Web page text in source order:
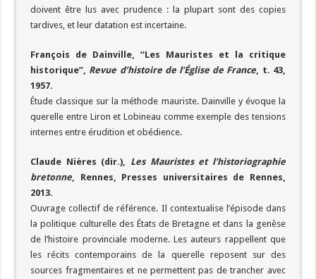
doivent être lus avec prudence : la plupart sont des copies
tardives, et leur datation est incertaine.
François de Dainville, “Les Mauristes et la critique
historique”, Revue d’histoire de l’Église de France , t. 43,
1957.
Étude classique sur la méthode mauriste. Dainville y évoque la
querelle entre Liron et Lobineau comme exemple des tensions
internes entre érudition et obédience.
Claude Nières (dir.), Les Mauristes et l’historiographie
bretonne , Rennes, Presses universitaires de Rennes,
2013.
Ouvrage collectif de référence. Il contextualise l’épisode dans
la politique culturelle des États de Bretagne et dans la genèse
de l’histoire provinciale moderne. Les auteurs rappellent que
les récits contemporains de la querelle reposent sur des
sources fragmentaires et ne permettent pas de trancher avec